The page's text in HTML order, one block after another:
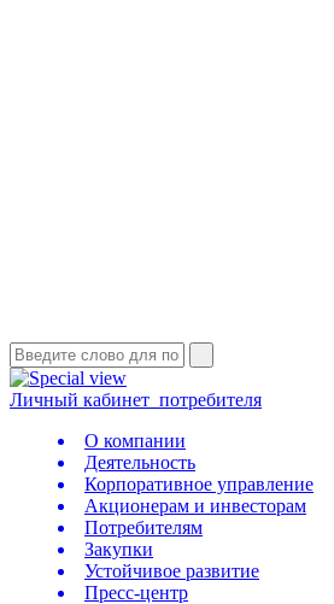
Личный кабинет потребителя
О компании
Деятельность
Корпоративное управление
Акционерам и инвесторам
Потребителям
Закупки
Устойчивое развитие
Пресс-центр